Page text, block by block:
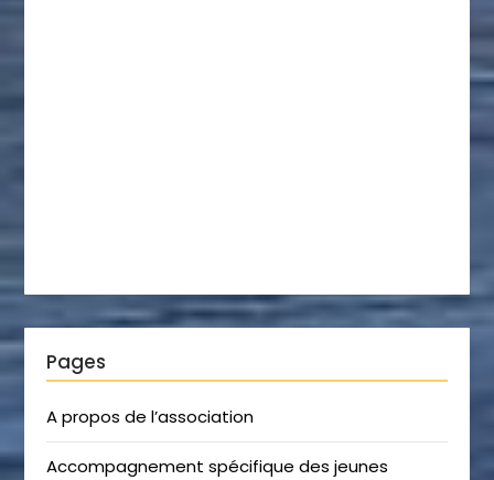
Pages
A propos de l’association
Accompagnement spécifique des jeunes